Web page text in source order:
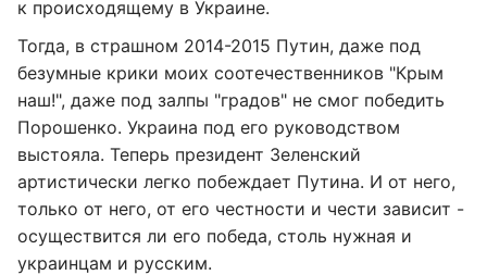
к происходящему в Украине.
Тогда, в страшном 2014-2015 Путин, даже под
безумные крики моих соотечественников "Крым
наш!", даже под залпы "градов" не смог победить
Порошенко. Украина под его руководством
выстояла. Теперь президент Зеленский
артистически легко побеждает Путина. И от него,
только от него, от его честности и чести зависит -
осуществится ли его победа, столь нужная и
украинцам и русским.